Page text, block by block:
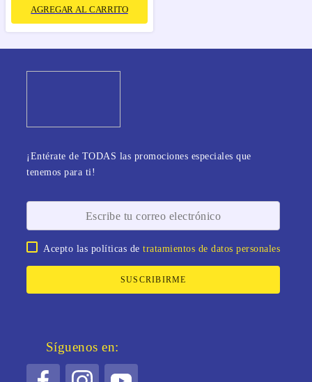
AGREGAR AL CARRITO
¡Entérate de TODAS las promociones especiales que
tenemos para ti!
Acepto las políticas detratamientos de datos personales
SUSCRIBIRME
Síguenos en: